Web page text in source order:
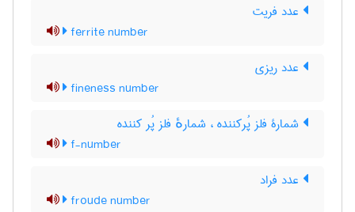
عدد فریت
ferrite number
عدد ریزی
fineness number
شمارۀ فلز پُرکننده ، شمارهٔ فلز پُر کننده
f-number
عدد فراد
froude number